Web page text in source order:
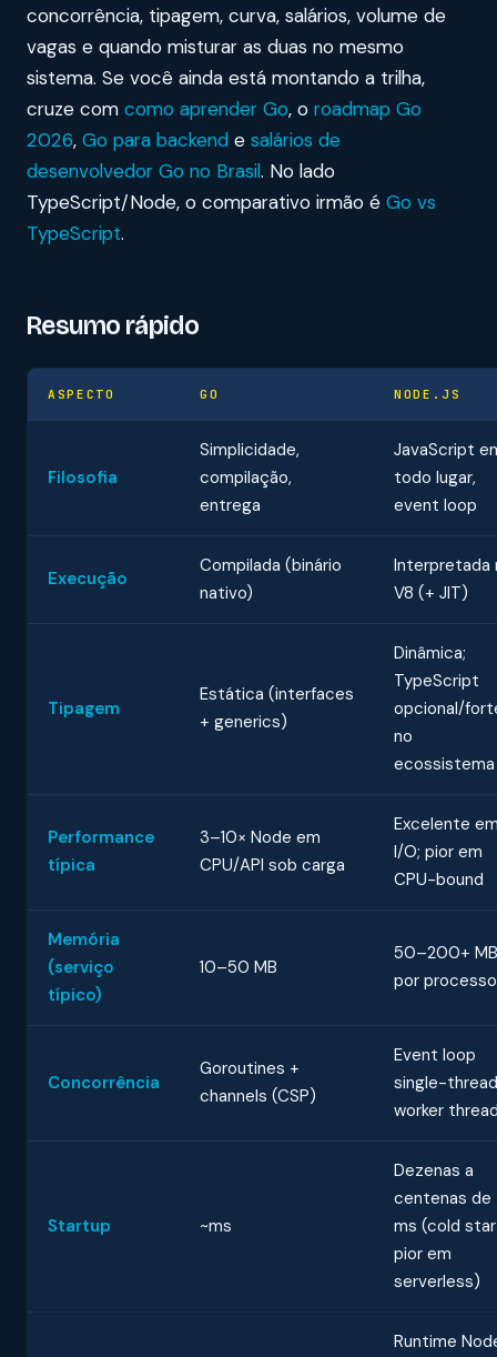
concorrência, tipagem, curva, salários, volume de
vagas e quando misturar as duas no mesmo
sistema. Se você ainda está montando a trilha,
cruze com como aprender Go, o roadmap Go
2026, Go para backend e salários de
desenvolvedor Go no Brasil. No lado
TypeScript/Node, o comparativo irmão é Go vs
TypeScript.
Resumo rápido
ASPECTO GO NODE.JS
Filosofia
Simplicidade,
compilação,
entrega
JavaScript
todo lugar,
event loop
Execução
Compilada (binário
nativo)
Interpretada
V8 (+ JIT)
Tipagem
Estática (interfaces
+ generics)
Dinâmica;
TypeScript
opcional/
no
ecossistema
Performance
típica
3–10× Node em
CPU/API sob carga
Excelente
I/O; pior em
CPU-bound
Memória
(serviço
típico)
10–50 MB
50–200+ MB
por processo
Concorrência
Goroutines +
channels (CSP)
Event loop
single-
worker
Startup ~ms
Dezenas a
centenas de
ms (cold
pior em
serverless)
Runtime